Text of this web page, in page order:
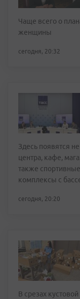
Чаще всего о
женщины
сегодня, 20:32
Здесь появятся
центра, кафе,
также
комплексы с
сегодня, 20:20
В срезах